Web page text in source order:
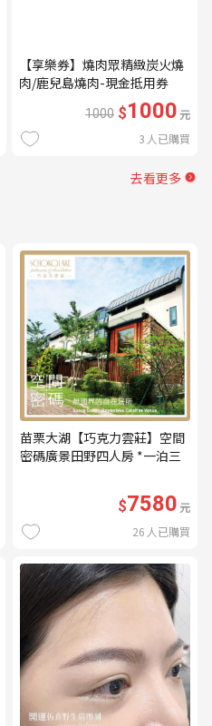
【享樂券】燒肉眾精緻炭火燒
肉/鹿兒島燒肉-現金抵用券
1000 $1000元
3 人已購買
去看更多
苗栗大湖【巧克力雲莊】空間
密碼廣景田野四人房 *一泊三
$7580元
26 人已購買